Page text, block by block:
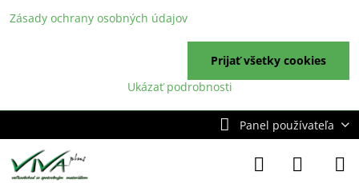
Panel používateľa
Zásady ochrany osobných údajov
Ukázať podrobnosti
Prijať všetky cookies